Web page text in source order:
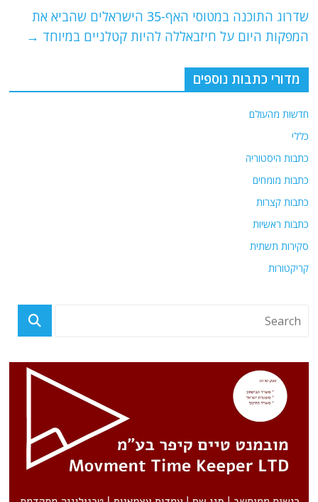
k שדרוג התוכנה במטוסי האף-35 הישראלים שהביא את
המפקות היום על חיזבאללה להיות קטלניים במיוחד →
מדורי כתבות נוספים
חדשות מהעולם
כללי
כתבות היסטוריה
כתבות מומחים
כתבות קצרות
כתבות ראשיות
סקירות תשתית
קריקטורות